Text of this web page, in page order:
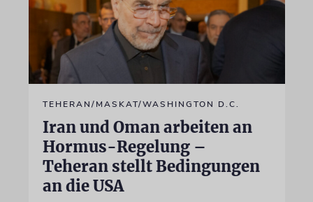
TEHERAN/MASKAT/WASHINGTON D.C.
Iran und Oman arbeiten an
Hormus-Regelung –
Teheran stellt Bedingungen
an die USA